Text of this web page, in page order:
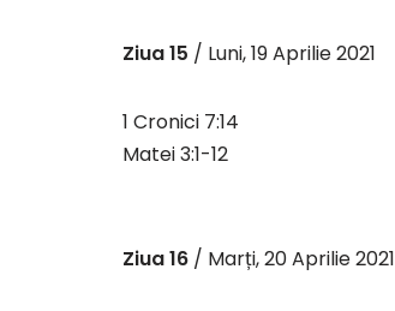
Ziua 15 / Luni, 19 Aprilie 2021
1 Cronici 7:14
Matei 3:1-12
Ziua 16 / Marți, 20 Aprilie 2021